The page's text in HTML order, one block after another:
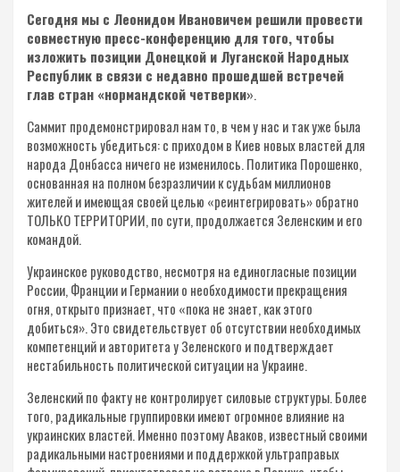
Сегодня мы с Леонидом Ивановичем решили провести
совместную пресс-конференцию для того, чтобы
изложить позиции Донецкой и Луганской Народных
Республик в связи с недавно прошедшей встречей
глав стран «нормандской четверки».
Саммит продемонстрировал нам то, в чем у нас и так уже была
возможность убедиться: с приходом в Киев новых властей для
народа Донбасса ничего не изменилось. Политика Порошенко,
основанная на полном безразличии к судьбам миллионов
жителей и имеющая своей целью «реинтегрировать» обратно
ТОЛЬКО ТЕРРИТОРИИ, по сути, продолжается Зеленским и его
командой.
Украинское руководство, несмотря на единогласные позиции
России, Франции и Германии о необходимости прекращения
огня, открыто признает, что «пока не знает, как этого
добиться». Это свидетельствует об отсутствии необходимых
компетенций и авторитета у Зеленского и подтверждает
нестабильность политической ситуации на Украине.
Зеленский по факту не контролирует силовые структуры. Более
того, радикальные группировки имеют огромное влияние на
украинских властей. Именно поэтому Аваков, известный своими
радикальными настроениями и поддержкой ультраправых